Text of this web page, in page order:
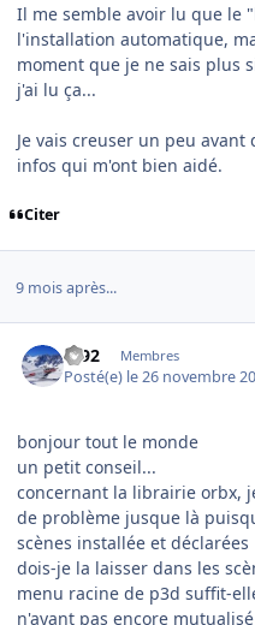
Il me semble avoir lu que le
l'installation automatique,
moment que je ne sais plus
j'ai lu ça...
Je vais creuser un peu
infos qui m'ont bien aidé.
Citer
9 mois après...
fd92 Membres
Posté(e) le 26 novembre
bonjour tout le monde
un petit conseil...
concernant la librairie orbx,
de problème jusque là
scènes installée et déclarées
dois-je la laisser dans les
menu racine de p3d suffit-
n'ayant pas encore